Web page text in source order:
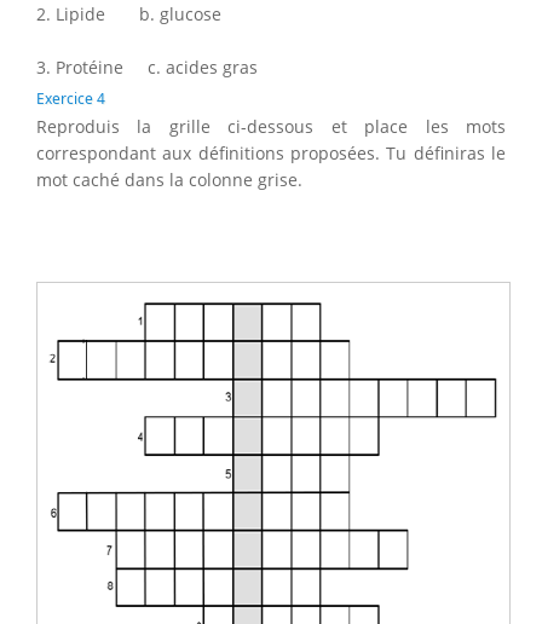
2. Lipide b. glucose
3. Protéine c. acides gras
Exercice 4
Reproduis la grille ci-dessous et place les mots
correspondant aux définitions proposées. Tu définiras le
mot caché dans la colonne grise.